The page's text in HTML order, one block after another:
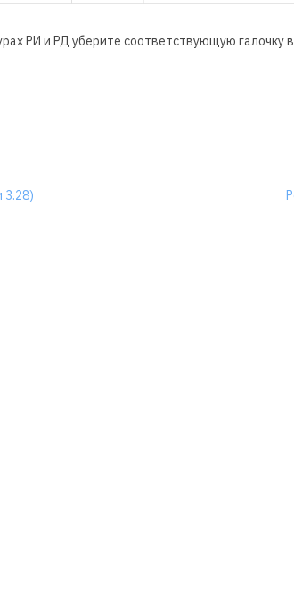
РИ и РД уберите соответствующую галочку
3.28)